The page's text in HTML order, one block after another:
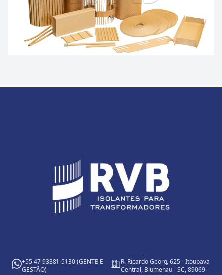
Whatsapp
+55 47 93381-5130 (GENTE E
GESTÃO)
Endereco
R. Ricardo Georg, 625 - Itoupava
Central, Blumenau - SC, 89069-